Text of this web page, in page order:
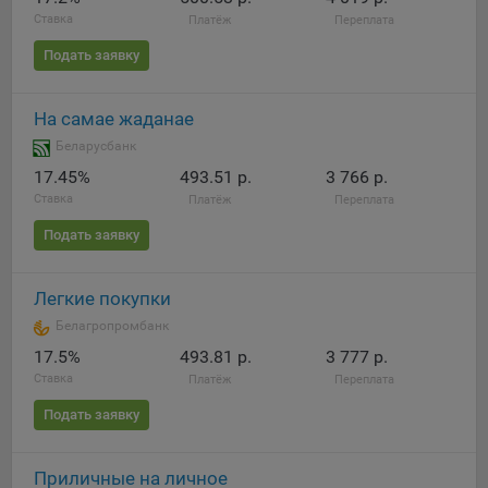
Ставка Платёж Переплата
Подать заявку
На самае жаданае
Беларусбанк
17.45%
Ставка
493.51 р.
Платёж
3 766 р.
Переплата
Подать заявку
Легкие покупки
Белагропромбанк
17.5%
Ставка
493.81 р.
Платёж
3 777 р.
Переплата
Подать заявку
Приличные на личное